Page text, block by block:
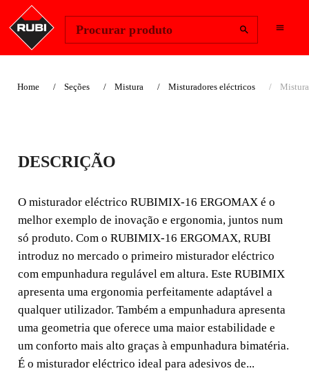
Procurar produto
Home Seções Mistura Misturadores eléctricos
MISTURADOR
ELÉCTRICO
RUBIMIX-16
ERGOMAX
INOVAÇÃO E ERGONOMIA
O misturador eléctrico RUBIMIX-16 ERGOMAX é o
melhor exemplo de inovação e ergonomia, juntos num só
produto.
DESCRIÇÃO
O misturador eléctrico RUBIMIX-16 ERGOMAX é o
melhor exemplo de inovação e ergonomia, juntos num
só produto. Com o RUBIMIX-16 ERGOMAX, RUBI
introduz no mercado o primeiro misturador eléctrico
com empunhadura regulável em altura. Este RUBIMIX
apresenta uma ergonomia perfeitamente adaptável a
qualquer utilizador. Também a empunhadura apresenta
uma geometria que oferece uma maior estabilidade e
um conforto mais alto graças à empunhadura bimatéria.
É o misturador eléctrico ideal para adesivos de...